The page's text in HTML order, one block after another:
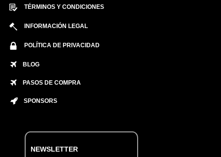
TÉRMINOS Y CONDICIONES
INFORMACIÓN LEGAL
POLÍTICA DE PRIVACIDAD
BLOG
PASOS DE COMPRA
SPONSORS
NEWSLETTER